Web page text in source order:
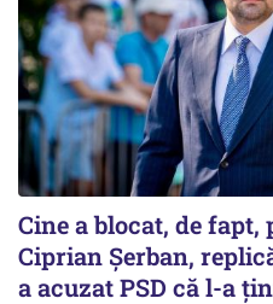
Cine a blocat, de fapt,
Ciprian Șerban,
a acuzat PSD că l-a